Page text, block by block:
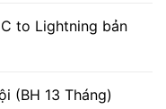
to Lightning bản
(BH 13 Tháng)